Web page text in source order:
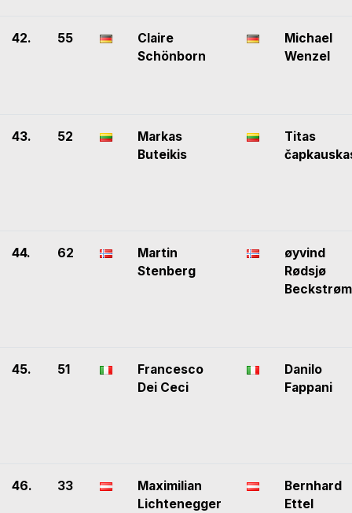
42. 55
Claire
Schönborn
Michael
Wenzel
43. 52
Markas
Buteikis
Titas
44. 62
Martin
Stenberg
øyvind
Rødsjø
Beckstrøm
45. 51
Francesco
Dei Ceci
Danilo
Fappani
46. 33
Maximilian
Lichtenegger
Bernhard
Ettel